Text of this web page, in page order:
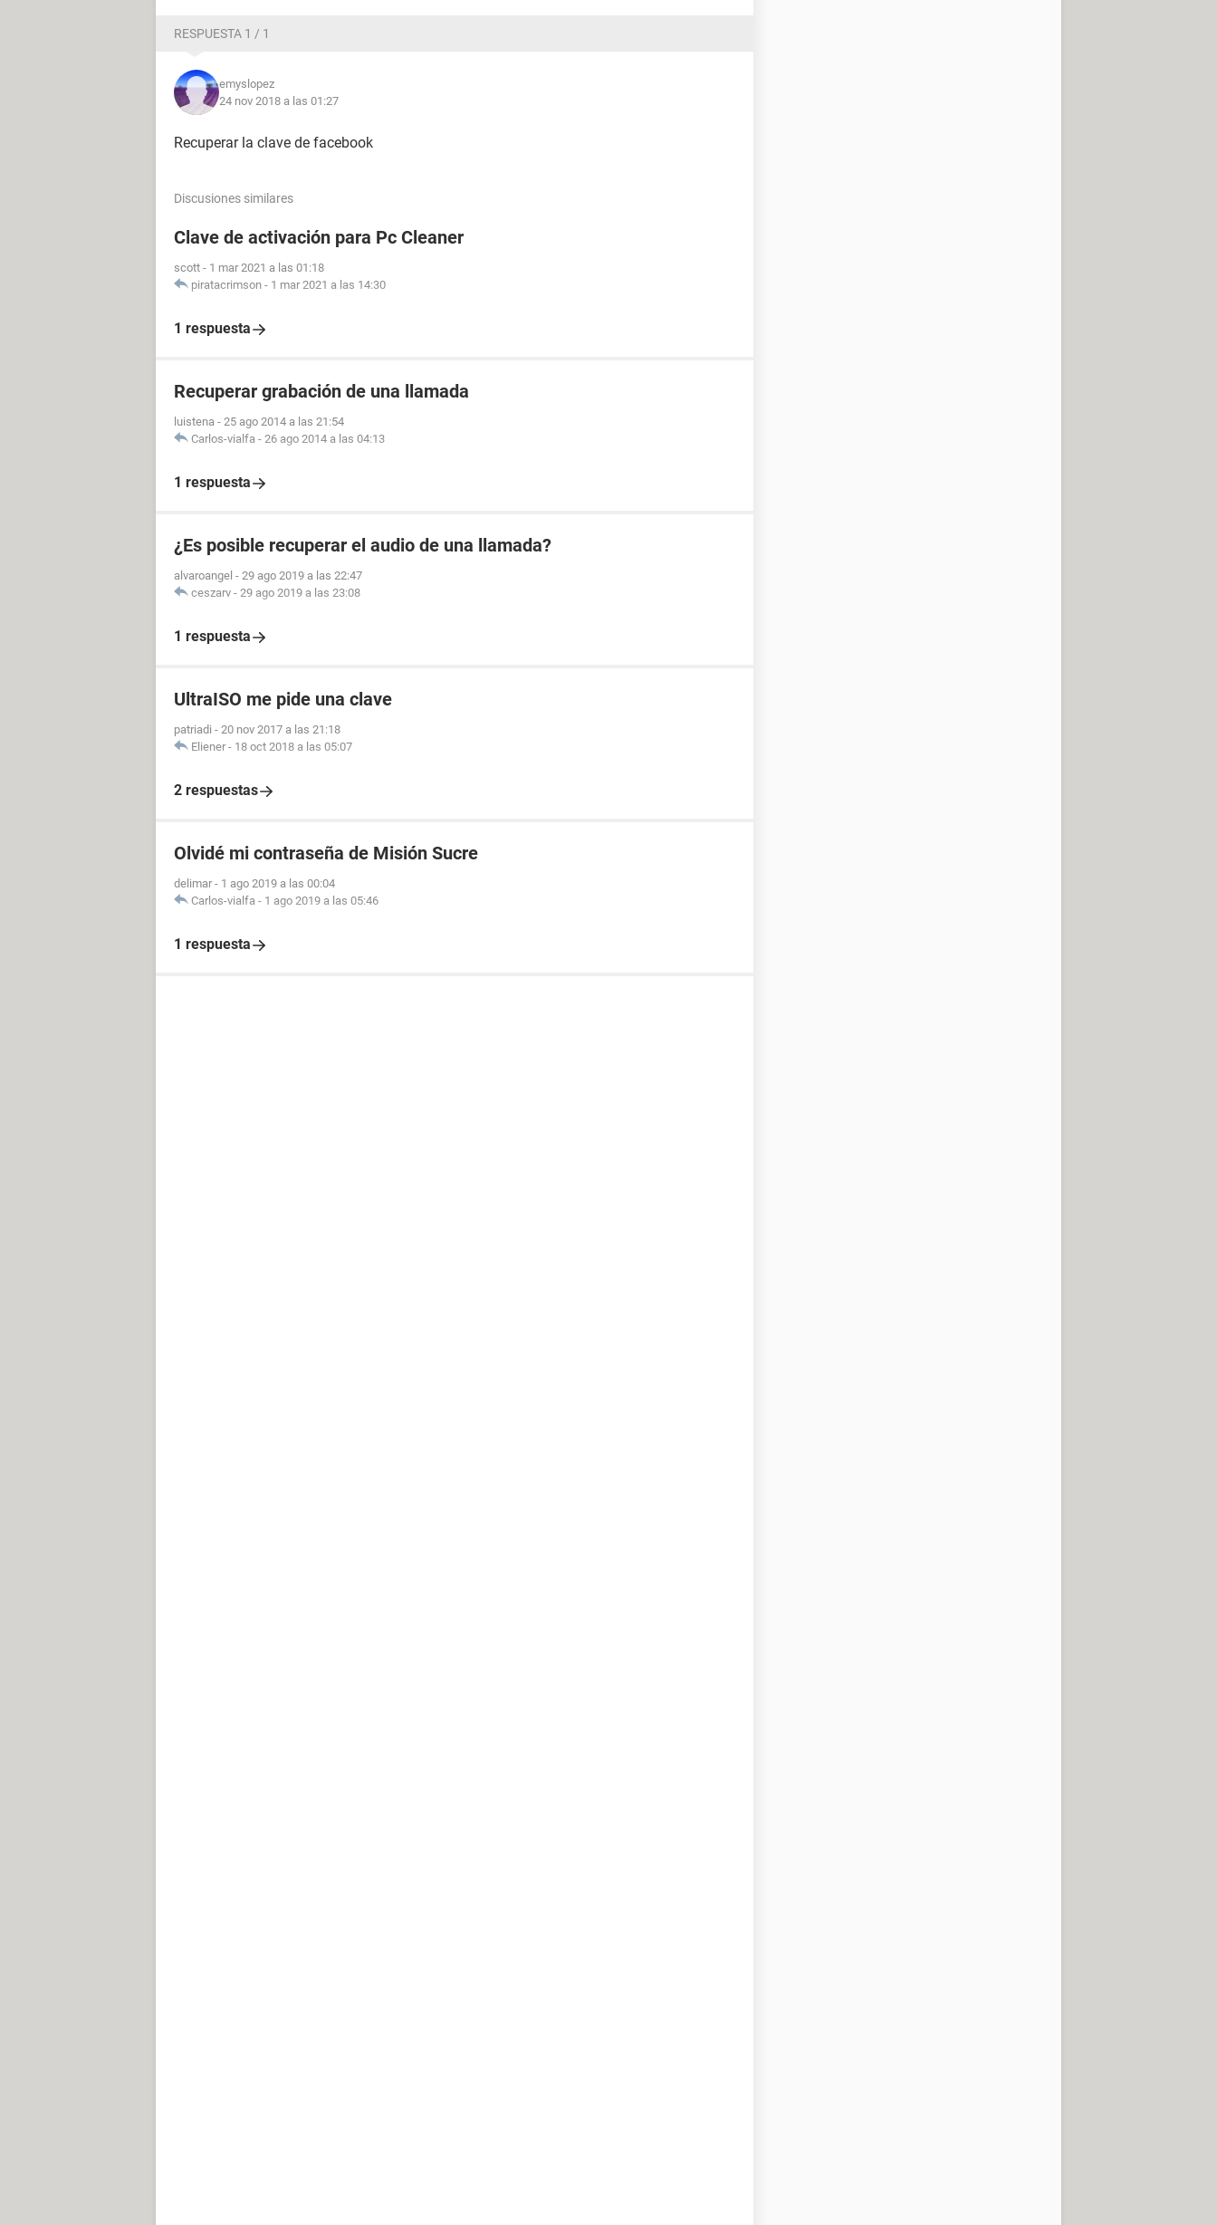
RESPUESTA 1 / 1
emyslopez
24 nov 2018 a las 01:27
Recuperar la clave de facebook
Discusiones similares
Clave de activación para Pc Cleaner
scott - 1 mar 2021 a las 01:18
piratacrimson - 1 mar 2021 a las 14:30
1 respuesta
Recuperar grabación de una llamada
luistena - 25 ago 2014 a las 21:54
Carlos-vialfa - 26 ago 2014 a las 04:13
1 respuesta
¿Es posible recuperar el audio de una llamada?
alvaroangel - 29 ago 2019 a las 22:47
ceszarv - 29 ago 2019 a las 23:08
1 respuesta
UltraISO me pide una clave
patriadi - 20 nov 2017 a las 21:18
Eliener - 18 oct 2018 a las 05:07
2 respuestas
Olvidé mi contraseña de Misión Sucre
delimar - 1 ago 2019 a las 00:04
Carlos-vialfa - 1 ago 2019 a las 05:46
1 respuesta